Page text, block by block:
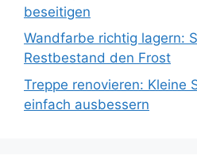
beseitigen
Wandfarbe richtig lagern:
Restbestand den Frost
Treppe renovieren: Kleine
einfach ausbessern